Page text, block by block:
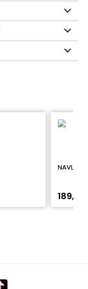
189,00